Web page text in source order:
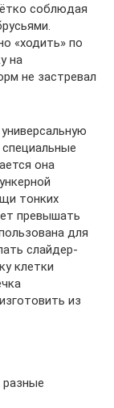
соблюдая
«ходить» по
на
не застревал
она
тонких
превышать
для
слайдер-
клетки
из